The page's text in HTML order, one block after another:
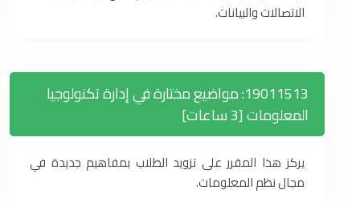
الاتصالات والبيانات.
19011513: مواضيع مختارة في إدارة تكنولوجيا
المعلومات [3 ساعات]
يركز هذا المقرر على تزويد الطلاب بمفاهيم جديدة في
مجال نظم المعلومات.